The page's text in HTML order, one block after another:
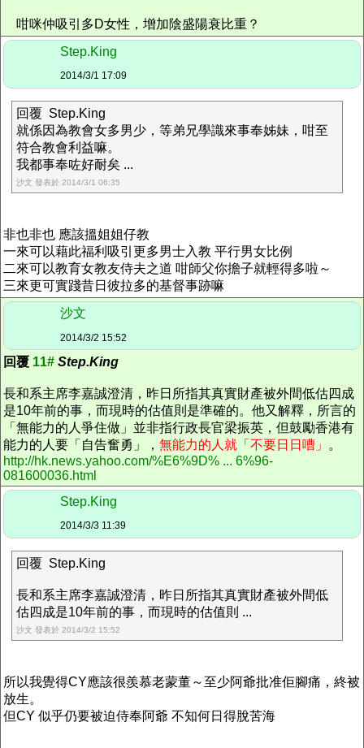
咁咪仲吸引多D女性，增加陰盛陽衰比重？
Step.King
2014/3/1 17:09
回覆 Step.King
就係因為教會女多男少，等弟兄學識來事奉姊妹，咁至
符合教會利益嘛。
我都事奉咗好耐矣 ...
沙文 發表於 2014/3/1 06:35
非也非也 應該搵姐姐仔教
一來可以藉此福利吸引更多男士入教 平行男女比例
二來可以教育女教友侍夫之道 咁師父你擔子就輕得多啦～
三來更可實踐昔日彼拉多的基督事跡嘛
沙文
2014/3/2 15:52
回覆 11# Step.King
長和系主席李嘉誠澄清，昨日所指其真實財產被外間低估四成
是10年前的事，而現時的估值則是準確的。他又解釋，所言的
「無能力的人爭住做」並非指行政長官梁振英，但鼓勵香港有
能力的人要「自告奮勇」， 無能力的人就「不要日日嘈」
。
http://hk.news.yahoo.com/%E6%9D% ... 6%96-
081600036.html
Step.King
2014/3/3 11:39
回覆 Step.King
長和系主席李嘉誠澄清，昨日所指其真實財產被外間低
估四成是10年前的事，而現時的估值則 ...
沙文 發表於 2014/3/2 15:52
所以我覺得CY應該很羨慕老蒙董～至少阿爺批准佢腳痛，終被
放生。
但CY 似乎仍要被迫侍奉阿爺 不知何日得脫苦海